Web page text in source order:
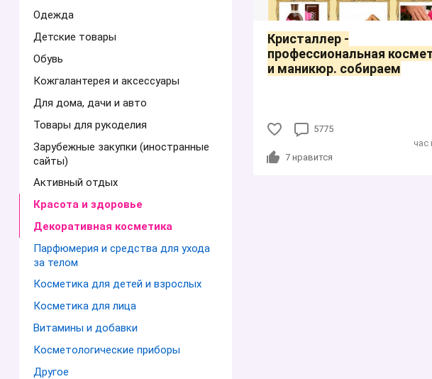
Одежда
Детские товары
Обувь
Кожгалантерея и аксессуары
Для дома, дачи и авто
Товары для рукоделия
Зарубежные закупки (иностранные
сайты)
Активный отдых
Красота и здоровье
Декоративная косметика
Парфюмерия и средства для ухода
за телом
Косметика для детей и взрослых
Косметика для лица
Витамины и добавки
Косметологические приборы
Другое
Кристаллер -
профессиональная
и маникюр. собираем
5775
7 нравится
час